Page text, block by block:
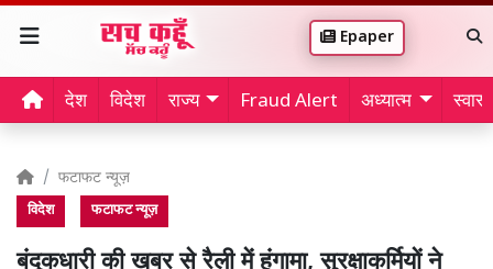
Epaper
देश विदेश राज्य Fraud Alert अध्यात्म
फटाफट न्यूज़
विदेश फटाफट न्यूज़